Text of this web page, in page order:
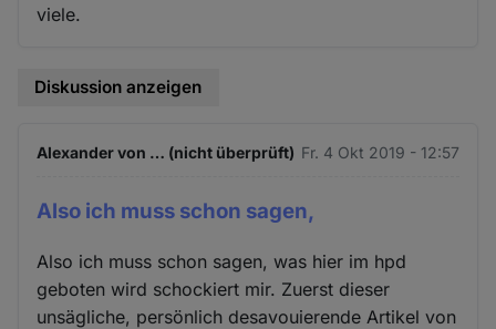
viele.
Diskussion anzeigen
Alexander von … (nicht überprüft) Fr. 4 Okt 2019 - 12:57
Also ich muss schon sagen,
Also ich muss schon sagen, was hier im hpd
geboten wird schockiert mir. Zuerst dieser
unsägliche, persönlich desavouierende Artikel von